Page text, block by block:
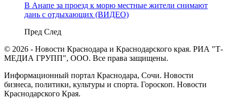
В Анапе за проезд к морю местные жители снимают
дань с отдыхающих (ВИДЕО)
Пред След
© 2026 - Новости Краснодара и Краснодарского края. РИА "Т-
МЕДИА ГРУПП", ООО. Все права защищены.
Информационный портал Краснодара, Сочи. Новости
бизнеса, политики, культуры и спорта. Гороскоп. Новости
Краснодарского Края.